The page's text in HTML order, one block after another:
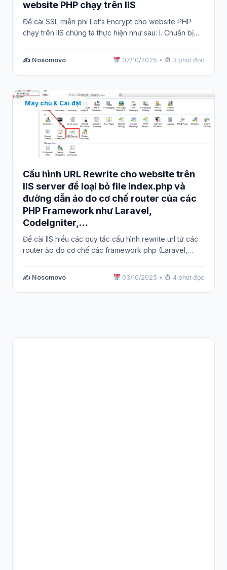
website PHP chạy trên IIS
Để cài SSL miễn phí Let’s Encrypt cho website PHP
chạy trên IIS chúng ta thực hiện như sau: I. Chuẩn bị…
✍️ Nosomovo 07/10/2025 • 3 phút đọc
Máy chủ & Cài đặt
Cấu hình URL Rewrite cho website trên
IIS server để loại bỏ file index.php và
đường dẫn ảo do cơ chế router của các
PHP Framework như Laravel,
CodeIgniter,…
Để cài IIS hiểu các quy tắc cấu hình rewrite url từ các
router ảo do cơ chế các framework php (Laravel,…
✍️ Nosomovo 03/10/2025 • 4 phút đọc